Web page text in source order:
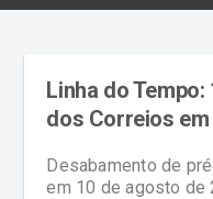
Linha do
dos Correios em
Desabamento de
em 10 de agosto de